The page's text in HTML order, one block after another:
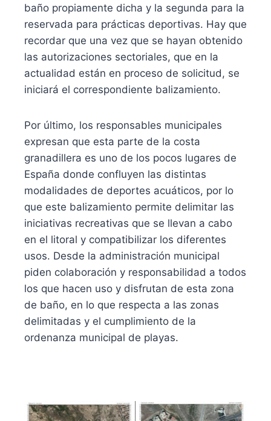
baño propiamente dicha y la segunda para la
reservada para prácticas deportivas. Hay que
recordar que una vez que se hayan obtenido
las autorizaciones sectoriales, que en la
actualidad están en proceso de solicitud, se
iniciará el correspondiente balizamiento.
Por último, los responsables municipales
expresan que esta parte de la costa
granadillera es uno de los pocos lugares de
España donde confluyen las distintas
modalidades de deportes acuáticos, por lo
que este balizamiento permite delimitar las
iniciativas recreativas que se llevan a cabo
en el litoral y compatibilizar los diferentes
usos. Desde la administración municipal
piden colaboración y responsabilidad a todos
los que hacen uso y disfrutan de esta zona
de baño, en lo que respecta a las zonas
delimitadas y el cumplimiento de la
ordenanza municipal de playas.